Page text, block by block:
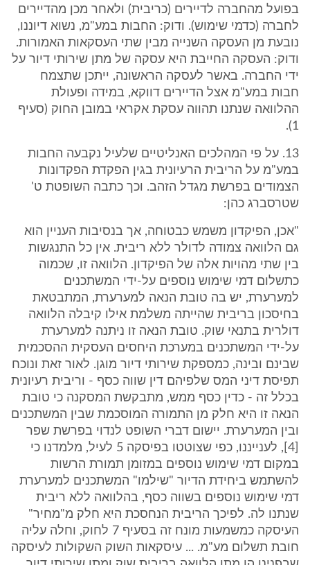
בפועל מהחברה לדיירים (כריבית) ולאחר מכן מהדיירים
לחברה (כדמי שימוש). ודוק: החבות במע"מ, נשוא דיוננו,
נובעת מן העסקה השנייה מבין שתי העסקאות האמורות.
ודוק: העסקה החייבת היא עסקה של מתן שירותי דיור על
ידי החברה. באשר לעסקה הראשונה, ייתכן שתצמח
חבות במע"מ אצל הדיירים דווקא, במידה ופעולת
ההלוואה שנתנו תהווה עסקת אקראי במובן החוק (סעיף
1).
13. על פי המהלכים האנליטיים שלעיל נקבעה החבות
במע"מ על הריבית הרעיונית בגין הפקדת הפקדונות
הצמודים בפרשת מגדל הזהב. וכך כתבה השופטת ט'
שטרסברג כהן:
"אכן, הפיקדון משמש כבטוחה, אך בנסיבות העניין הוא
גם הלוואה צמודה לדולר ללא ריבית. אין כל התנגשות
בין שתי מהויות אלה של הפיקדון. הלוואה זו, שכמוה
כתשלום דמי שימוש נוספים על-ידי המשתכנים
למערערת, יש בה טובת הנאה למערערת, המתבטאת
בחיסכון בריבית שהייתה משלמת אילו קיבלה הלוואה
דולרית בתנאי שוק. טובת הנאה זו ניתנה למערערת
על-ידי המשתכנים במערכת היחסים העסקית ההסכמית
שבינם ובינה, כמספקת שירותי דיור מוגן. לאור זאת ונוכח
תפיסת דיני המס שלפיהם דין שווה כסף - וריבית רעיונית
בכלל זה - כדין כסף ממש, מתבקשת המסקנה כי טובת
הנאה זו היא חלק מן התמורה המוסכמת שבין המשתכנים
ובין המערערת. יישום דברי השופט לנדוי בפרשת שפר
[4], לענייננו, כפי שצוטטו בפיסקה 5 לעיל, מלמדנו כי
במקום דמי שימוש נוספים במזומן תמורת הרשות
להשתמש ביחידת הדיור "שילמו" המשתכנים למערערת
דמי שימוש נוספים בשווה כסף, בהלוואה ללא ריבית
שנתנו לה. לפיכך הריבית הנחסכת היא חלק מ"מחיר"
העיסקה כמשמעות מונח זה בסעיף 7 לחוק, וחלה עליה
חובת תשלום מע"מ. ... עיסקאות השוק השקולות לעיסקה